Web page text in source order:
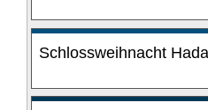
Schlossweihnacht